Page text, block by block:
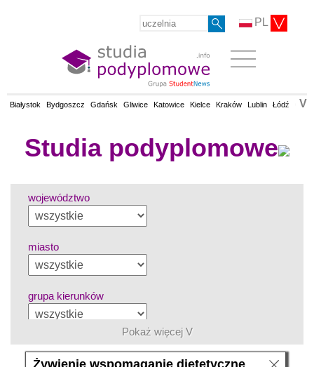
PL
Białystok Bydgoszcz Gdańsk Gliwice Katowice Kielce Kraków Lublin Łódź V
Studia podyplomowe
województwo
miasto
grupa kierunków
język
Pokaż więcej V